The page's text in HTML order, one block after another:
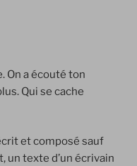
On a écouté ton
Qui se cache
et composé sauf
un texte d’un écrivain